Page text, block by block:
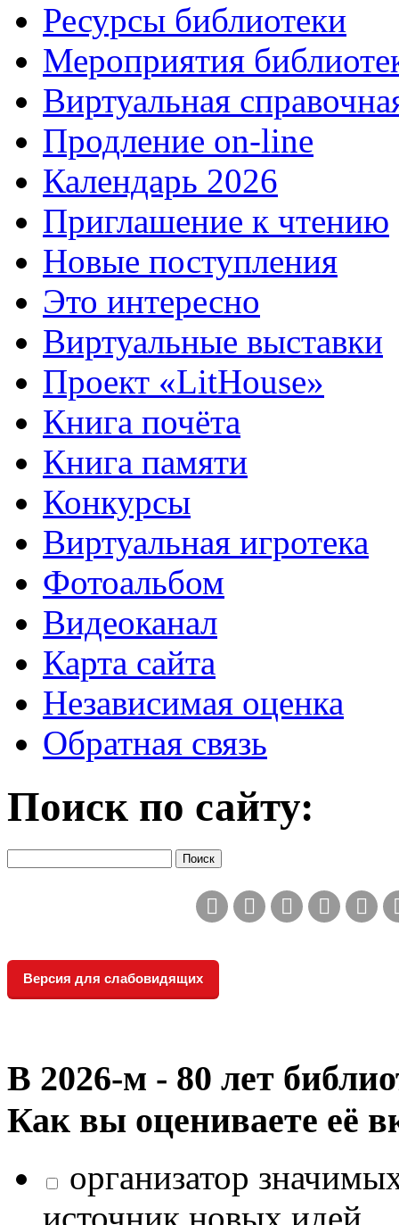
Ресурсы библиотеки
Мероприятия
Виртуальная
Продление on-line
Календарь 2026
Приглашение к чтению
Новые поступления
Это интересно
Виртуальные выставки
Проект «LitHouse»
Книга почёта
Книга памяти
Конкурсы
Виртуальная игротека
Фотоальбом
Видеоканал
Карта сайта
Независимая оценка
Обратная связь
Поиск по сайту:
Версия для слабовидящих
В 2026‑м - 80 лет
Как вы оцениваете её
организатор